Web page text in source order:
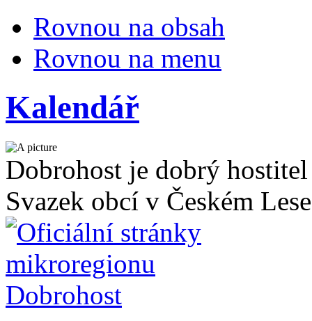
Rovnou na obsah
Rovnou na menu
Kalendář
Dobrohost je dobrý hostitel
Svazek obcí v Českém Lese